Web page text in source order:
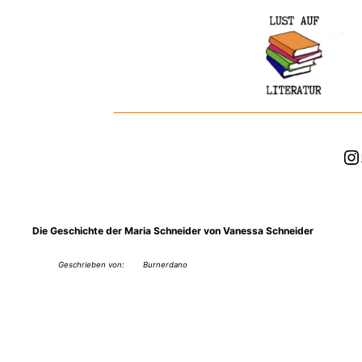
Die Geschichte der Maria Schneider von Vanessa Schneider
Geschrieben von: Burnerdano